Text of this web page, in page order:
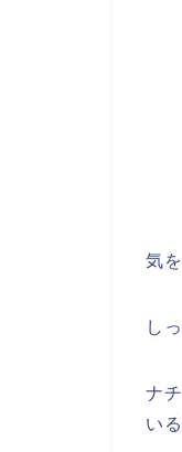
気
し
ナ
い